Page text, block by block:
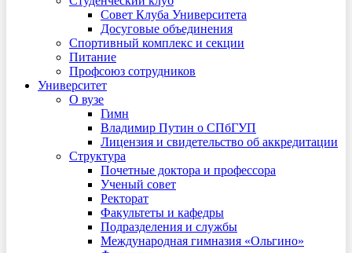
Совет Клуба Университета
Досуговые объединения
Спортивный комплекс и секции
Питание
Профсоюз сотрудников
Университет
О вузе
Гимн
Владимир Путин о СПбГУП
Лицензия и свидетельство об аккредитации
Структура
Почетные доктора и профессора
Ученый совет
Ректорат
Факультеты и кафедры
Подразделения и службы
Международная гимназия «Ольгино»